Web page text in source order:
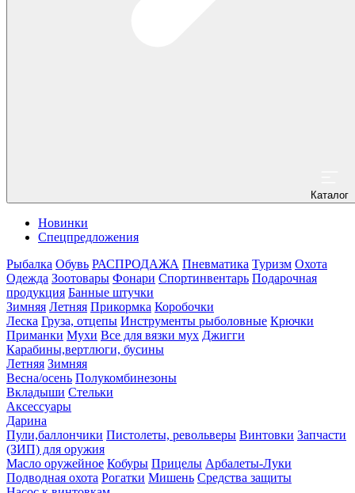
Каталог
Новинки
Спецпредложения
Рыбалка Обувь РАСПРОДАЖА Пневматика Туризм Охота
Одежда Зоотовары Фонари Спортинвентарь Подарочная
продукция Банные штучки
Зимняя Летняя Прикормка Коробочки
Леска Груза, отцепы Инструменты рыболовные Крючки
Приманки Мухи Все для вязки мух Джигги
Карабины,вертлюги, бусины
Летняя Зимняя
Весна/осень Полукомбинезоны
Вкладыши Стельки
Аксессуары
Дарина
Пули,баллончики Пистолеты, револьверы Винтовки Запчасти
(ЗИП) для оружия
Масло оружейное Кобуры Прицелы Арбалеты-Луки
Подводная охота Рогатки Мишень Средства защиты